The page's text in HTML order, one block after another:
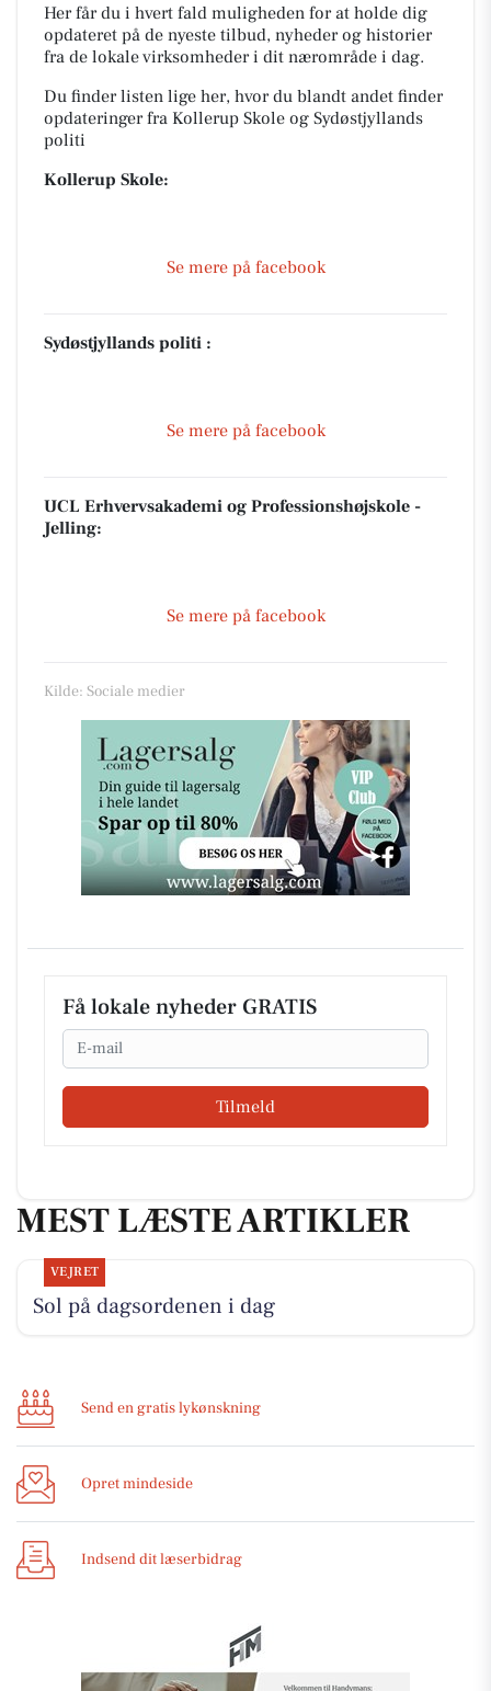
Her får du i hvert fald muligheden for at holde dig
opdateret på de nyeste tilbud, nyheder og historier
fra de lokale virksomheder i dit nærområde i dag.
Du finder listen lige her, hvor du blandt andet finder
opdateringer fra Kollerup Skole og Sydøstjyllands
politi
Kollerup Skole:
Se mere på facebook
Sydøstjyllands politi :
Se mere på facebook
UCL Erhvervsakademi og Professionshøjskole -
Jelling:
Se mere på facebook
Kilde: Sociale medier
Få lokale nyheder GRATIS
Email
Tilmeld
MEST LÆSTE ARTIKLER
VEJRET
Sol på dagsordenen i dag
Send en gratis lykønskning
Opret mindeside
Indsend dit læserbidrag